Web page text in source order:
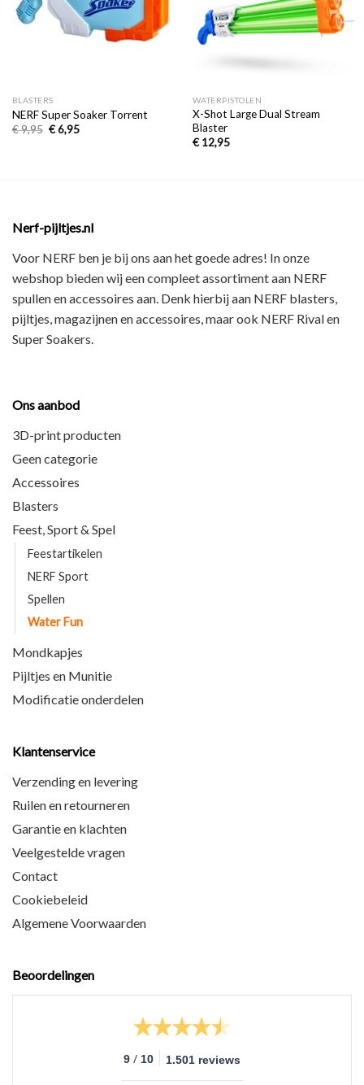
BLASTERS
NERF Super Soaker Torrent
€9,95 €6,95
WATERPISTOLEN
X-Shot Large Dual Stream
Blaster
€12,95
Nerf-pijltjes.nl
Voor NERF ben je bij ons aan het goede adres! In onze
webshop bieden wij eencompleet assortimentaan NERF
spullen en accessoires aan. Denk hierbij aan NERF blasters,
pijltjes, magazijnen en accessoires, maar ook NERF Rival en
Super Soakers.
Ons aanbod
3D-print producten
Geen categorie
Accessoires
Blasters
Feest, Sport & Spel
Feestartikelen
NERF Sport
Spellen
Water Fun
Mondkapjes
Pijltjes en Munitie
Modificatie onderdelen
Klantenservice
Verzending en levering
Ruilen en retourneren
Garantie en klachten
Veelgestelde vragen
Contact
Cookiebeleid
Algemene Voorwaarden
Beoordelingen
9 / 10 1.501 reviews